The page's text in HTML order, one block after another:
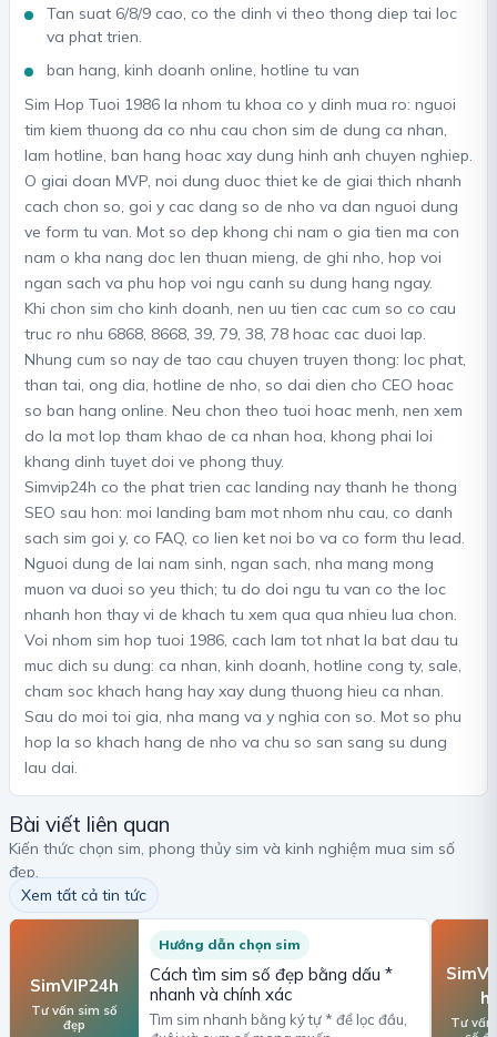
Tan suat 6/8/9 cao, co the dinh vi theo thong diep tai loc
va phat trien.
ban hang, kinh doanh online, hotline tu van
Sim Hop Tuoi 1986 la nhom tu khoa co y dinh mua ro: nguoi
tim kiem thuong da co nhu cau chon sim de dung ca nhan,
lam hotline, ban hang hoac xay dung hinh anh chuyen nghiep.
O giai doan MVP, noi dung duoc thiet ke de giai thich nhanh
cach chon so, goi y cac dang so de nho va dan nguoi dung
ve form tu van. Mot so dep khong chi nam o gia tien ma con
nam o kha nang doc len thuan mieng, de ghi nho, hop voi
ngan sach va phu hop voi ngu canh su dung hang ngay.
Khi chon sim cho kinh doanh, nen uu tien cac cum so co cau
truc ro nhu 6868, 8668, 39, 79, 38, 78 hoac cac duoi lap.
Nhung cum so nay de tao cau chuyen truyen thong: loc phat,
than tai, ong dia, hotline de nho, so dai dien cho CEO hoac
so ban hang online. Neu chon theo tuoi hoac menh, nen xem
do la mot lop tham khao de ca nhan hoa, khong phai loi
khang dinh tuyet doi ve phong thuy.
Simvip24h co the phat trien cac landing nay thanh he thong
SEO sau hon: moi landing bam mot nhom nhu cau, co danh
sach sim goi y, co FAQ, co lien ket noi bo va co form thu lead.
Nguoi dung de lai nam sinh, ngan sach, nha mang mong
muon va duoi so yeu thich; tu do doi ngu tu van co the loc
nhanh hon thay vi de khach tu xem qua qua nhieu lua chon.
Voi nhom sim hop tuoi 1986, cach lam tot nhat la bat dau tu
muc dich su dung: ca nhan, kinh doanh, hotline cong ty, sale,
cham soc khach hang hay xay dung thuong hieu ca nhan.
Sau do moi toi gia, nha mang va y nghia con so. Mot so phu
hop la so khach hang de nho va chu so san sang su dung
lau dai.
Bài viết liên quan
Kiến thức chọn sim, phong thủy sim và kinh nghiệm mua sim số
đẹp.
Xem tất cả tin tức
SimVIP24h
Tư vấn sim số
đẹp
Hướng dẫn chọn sim
Cách tìm sim số đẹp bằng dấu *
nhanh và chính xác
Tìm sim nhanh bằng ký tự * để lọc đầu,
h
Tư vấn